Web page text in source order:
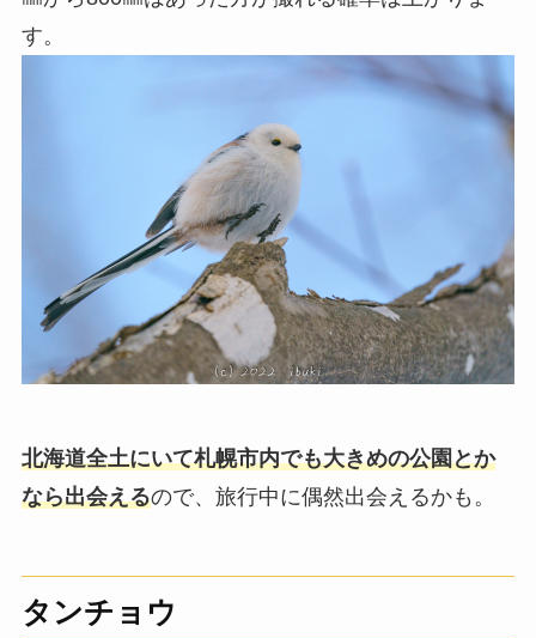
す。
北海道全土にいて札幌市内でも大きめの公園とか
なら出会えるので、旅行中に偶然出会えるかも。
タンチョウ